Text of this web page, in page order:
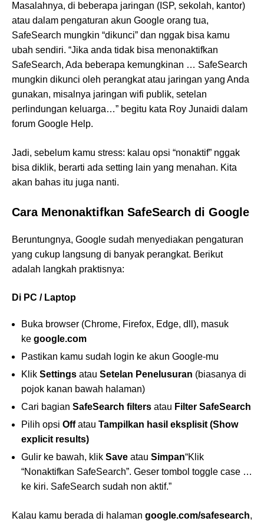
Masalahnya, di beberapa jaringan (ISP, sekolah, kantor)
atau dalam pengaturan akun Google orang tua,
SafeSearch mungkin “dikunci” dan nggak bisa kamu
ubah sendiri. “Jika anda tidak bisa menonaktifkan
SafeSearch, Ada beberapa kemungkinan … SafeSearch
mungkin dikunci oleh perangkat atau jaringan yang Anda
gunakan, misalnya jaringan wifi publik, setelan
perlindungan keluarga…” begitu kata Roy Junaidi dalam
forum Google Help.
Jadi, sebelum kamu stress: kalau opsi “nonaktif” nggak
bisa diklik, berarti ada setting lain yang menahan. Kita
akan bahas itu juga nanti.
Cara Menonaktifkan SafeSearch di Google
Beruntungnya, Google sudah menyediakan pengaturan
yang cukup langsung di banyak perangkat. Berikut
adalah langkah praktisnya:
Di PC / Laptop
Buka browser (Chrome, Firefox, Edge, dll), masuk
ke google.com
Pastikan kamu sudah login ke akun Google-mu
Klik Settings atau Setelan Penelusuran (biasanya di
pojok kanan bawah halaman)
Cari bagian SafeSearch filters atau Filter SafeSearch
Pilih opsi Offatau Tampilkan hasil eksplisit (Show
explicit results)
Gulir ke bawah, klik Save atau Simpan“Klik
“Nonaktifkan SafeSearch”. Geser tombol toggle case …
ke kiri. SafeSearch sudah non aktif.”
Kalau kamu berada di halaman google.com/safesearch,